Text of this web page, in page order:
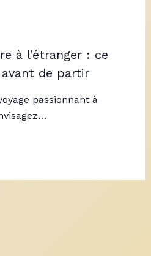
à l’étranger : ce
de partir
passionnant à